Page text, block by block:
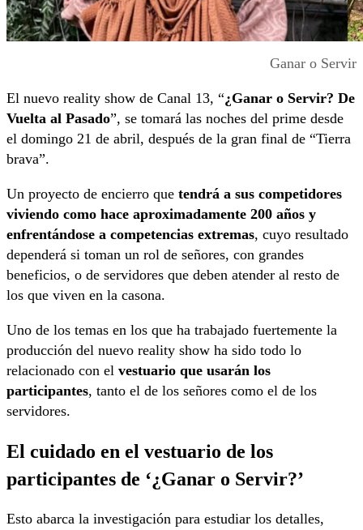
Ganar o Servir
El nuevo reality show de Canal 13, “¿Ganar o Servir? De
Vuelta al Pasado”, se tomará las noches del prime desde
el domingo 21 de abril, después de la gran final de “Tierra
brava”.
Un proyecto de encierro que tendrá a sus competidores
viviendo como hace aproximadamente 200 años y
enfrentándose a competencias extremas, cuyo resultado
dependerá si toman un rol de señores, con grandes
beneficios, o de servidores que deben atender al resto de
los que viven en la casona.
Uno de los temas en los que ha trabajado fuertemente la
producción del nuevo reality show ha sido todo lo
relacionado con el vestuario que usarán los
participantes, tanto el de los señores como el de los
servidores.
El cuidado en el vestuario de los
participantes de ‘¿Ganar o Servir?’
Esto abarca la investigación para estudiar los detalles,